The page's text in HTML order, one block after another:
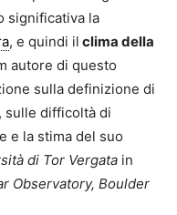
significativa la
, e quindi il clima della
autore di questo
sulla definizione di
sulle difficoltà di
e la stima del suo
di Tor Vergata in
Observatory, Boulder